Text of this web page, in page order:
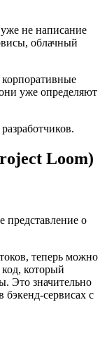
не написание
облачный
уже определяют
Loom)
о
теперь можно
который
Это значительно
бэкенд-сервисах с